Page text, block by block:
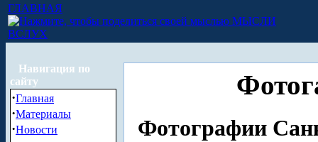
ГЛАВНАЯ
МЫСЛИ
ВСЛУХ
Навигация по
сайту
·Главная
·Материалы
·Новости Фотографии